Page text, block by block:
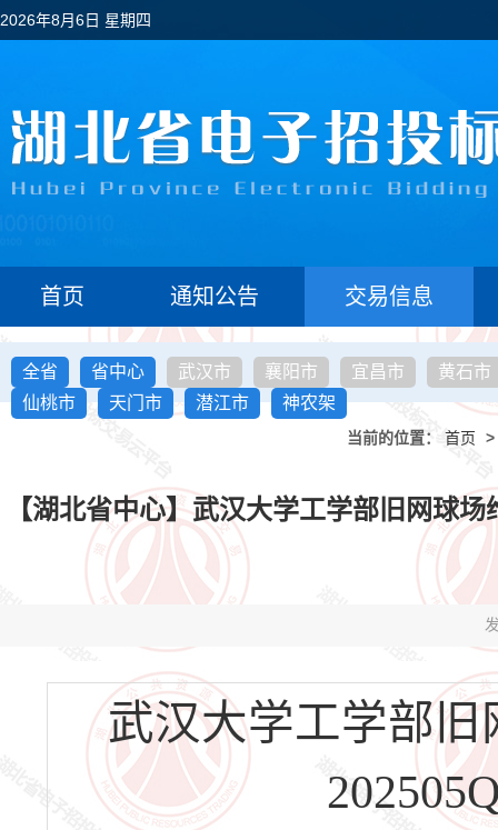
2026年8月6日 星期四
首页 通知公告 交易信息
全省 省中心 武汉市 襄阳市 宜昌市
黄石市
仙桃市
天门市 潜江市 神农架
当前的位置： 首页 >
【湖北省中心】武汉大学工学部旧网球
武汉大学工学部旧